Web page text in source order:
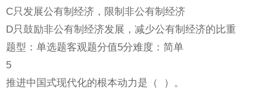
C只发展公有制经济，限制非公有制经济
D只鼓励非公有制经济发展，减少公有制经济的比重
题型：单选题客观题分值5分难度：简单
5
推进中国式现代化的根本动力是（ ）。